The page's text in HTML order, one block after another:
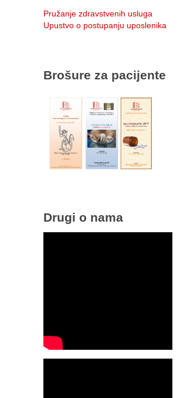
Pružanje zdravstvenih usluga
Upustvo o postupanju uposlenika
Brošure za pacijente
Drugi o nama